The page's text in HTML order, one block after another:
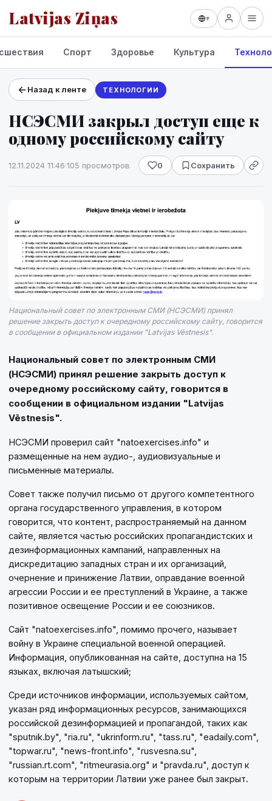
Latvijas Ziņas ▾
Проекты и сервисы
Прогноз погоды
Спорт Здоровье Культура
Назад к ленте ТЕХНОЛОГИИ
НСЭСМИ закрыл доступ еще к
одному российскому сайту
12.11.2024 11:46·105 просмотров 0 Сохранить
Национальный совет по электронным СМИ (НСЭСМИ) принял
решение закрыть доступ к очередному российскому сайту, говорится
в сообщении в официальном издании "Latvijas Vēstnesis".
Национальный совет по электронным СМИ
(НСЭСМИ) принял решение закрыть доступ к
очередному российскому сайту, говорится в
сообщении в официальном издании "Latvijas
Vēstnesis".
НСЭСМИ проверил сайт "natoexercises.info" и
размещенные на нем аудио-, аудиовизуальные и
письменные материалы.
Совет также получил письмо от другого компетентного
органа государственного управления, в котором
говорится, что контент, распространяемый на данном
сайте, является частью российских пропагандистских и
дезинформационных кампаний, направленных на
дискредитацию западных стран и их организаций,
очернение и принижение Латвии, оправдание военной
агрессии России и ее преступлений в Украине, а также
позитивное освещение России и ее союзников.
Сайт "natoexercises.info", помимо прочего, называет
войну в Украине специальной военной операцией.
Информация, опубликованная на сайте, доступна на 15
языках, включая латышский;
Среди источников информации, используемых сайтом,
указан ряд информационных ресурсов, занимающихся
российской дезинформацией и пропагандой, таких как
"sputnik.by", "ria.ru", "ukrinform.ru", "tass.ru", "eadaily.com",
"topwar.ru", "news-front.info", "rusvesna.su",
"russian.rt.com", "ritmeurasia.org" и "pravda.ru", доступ к
которым на территории Латвии уже ранее был закрыт.